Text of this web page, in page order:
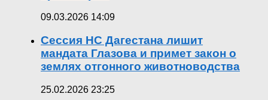
09.03.2026 14:09
Сессия НС Дагестана лишит
мандата Глазова и примет закон о
землях отгонного животноводства
25.02.2026 23:25